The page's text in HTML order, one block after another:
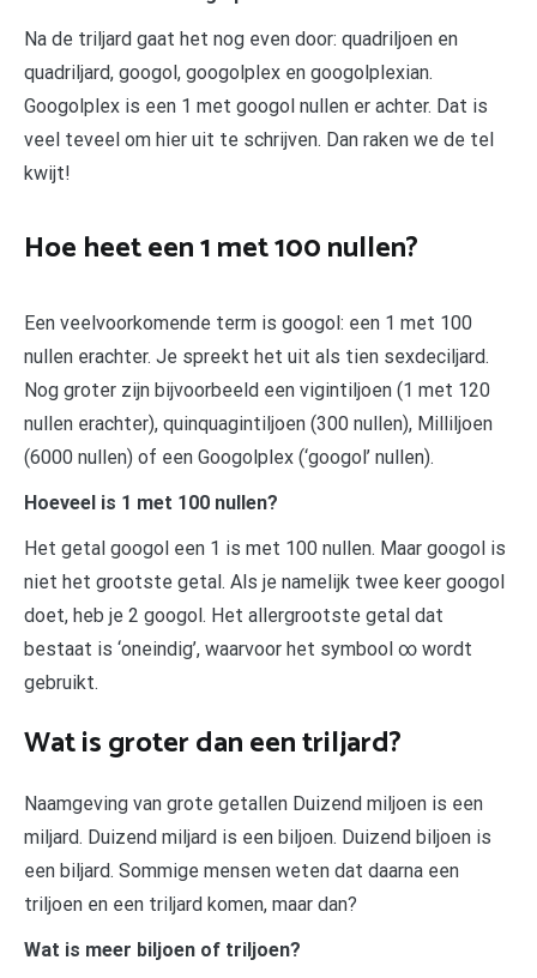
Na de triljard gaat het nog even door: quadriljoen en
quadriljard, googol, googolplex en googolplexian.
Googolplex is een 1 met googol nullen er achter. Dat is
veel teveel om hier uit te schrijven. Dan raken we de tel
kwijt!
Hoe heet een 1 met 100 nullen?
Een veelvoorkomende term is googol: een 1 met 100
nullen erachter. Je spreekt het uit als tien sexdeciljard.
Nog groter zijn bijvoorbeeld een vigintiljoen (1 met 120
nullen erachter), quinquagintiljoen (300 nullen), Milliljoen
(6000 nullen) of een Googolplex (‘googol’ nullen).
Hoeveel is 1 met 100 nullen?
Het getal googol een 1 is met 100 nullen. Maar googol is
niet het grootste getal. Als je namelijk twee keer googol
doet, heb je 2 googol. Het allergrootste getal dat
bestaat is ‘oneindig’, waarvoor het symbool ∞ wordt
gebruikt.
Wat is groter dan een triljard?
Naamgeving van grote getallen Duizend miljoen is een
miljard. Duizend miljard is een biljoen. Duizend biljoen is
een biljard. Sommige mensen weten dat daarna een
triljoen en een triljard komen, maar dan?
Wat is meer biljoen of triljoen?